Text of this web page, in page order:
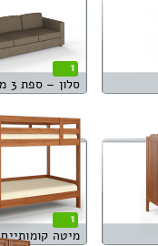
1
סלון – ספת 3 מושבים
1
מיטה קומותיים